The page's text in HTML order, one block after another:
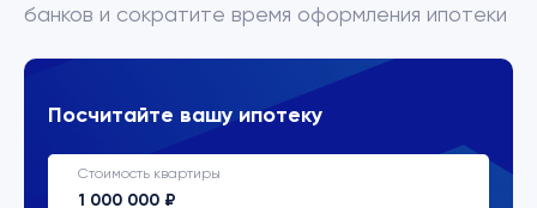
банков и сократите время оформления ипотеки
Посчитайте вашу ипотеку
Стоимость квартиры